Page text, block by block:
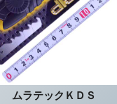
ムラテックＫＤＳ